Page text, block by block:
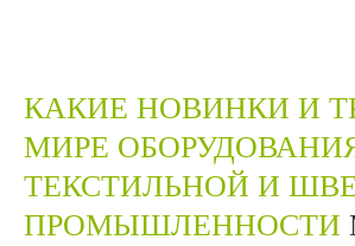
КАКИЕ НОВИНКИ И
МИРЕ
ТЕКСТИЛЬНОЙ И
ПРОМЫШЛЕННОСТИ